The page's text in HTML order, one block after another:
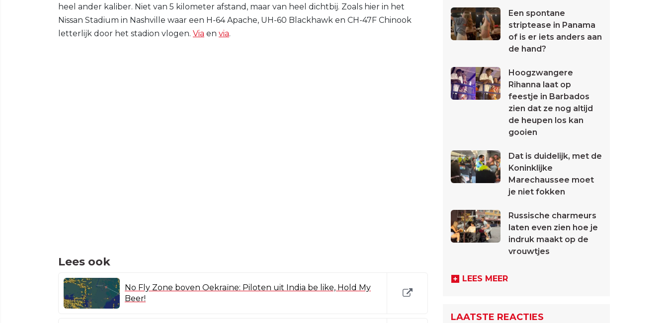
heel ander kaliber. Niet van 5 kilometer afstand, maar van heel dichtbij. Zoals hier in het
Nissan Stadium in Nashville waar een H-64 Apache, UH-60 Blackhawk en CH-47F Chinook
letterlijk door het stadion vlogen. Via en via.
Lees ook
No Fly Zone boven Oekraïne: Piloten uit India be like, Hold My
Beer!
Een spontane
striptease in Panama
of is er iets anders aan
de hand?
Hoogzwangere
Rihanna laat op
feestje in Barbados
zien dat ze nog altijd
de heupen los kan
gooien
Dat is duidelijk, met de
Koninklijke
Marechaussee moet
je niet fokken
Russische charmeurs
laten even zien hoe je
indruk maakt op de
vrouwtjes
LEES MEER
LAATSTE REACTIES